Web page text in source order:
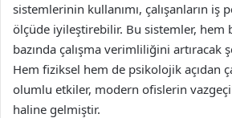
sistemlerinin kullanımı, çalışanların iş
ölçüde iyileştirebilir. Bu sistemler, hem
bazında çalışma verimliliğini artıracak
Hem fiziksel hem de psikolojik açıdan
olumlu etkiler, modern ofislerin
haline gelmiştir.